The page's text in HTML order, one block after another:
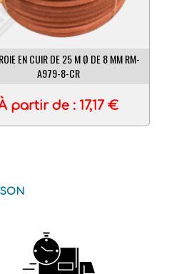
EN CUIR DE 25 M Ø DE 8 MM RM-
A979-8-CR
partir de : 17,17€